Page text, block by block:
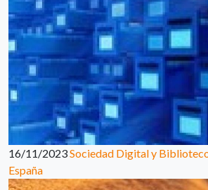
16/11/2023Sociedad Digital y
España